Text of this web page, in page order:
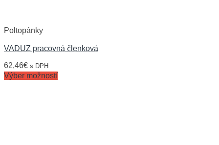
Poltopánky
VADUZ pracovná členková
62,46€ s DPH
Výber možností